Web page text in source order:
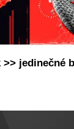
>> jedinečné